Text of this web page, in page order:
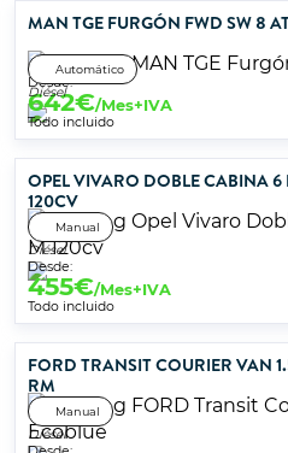
MAN TGE FURGÓN FWD SW 8
Automático
Diésel
Desde:
642€/Mes+IVA
Todo incluido
OPEL VIVARO DOBLE CABINA 6
120CV
Manual
Diésel
Desde:
455€/Mes+IVA
Todo incluido
FORD TRANSIT COURIER VAN
RM
Manual
Diésel